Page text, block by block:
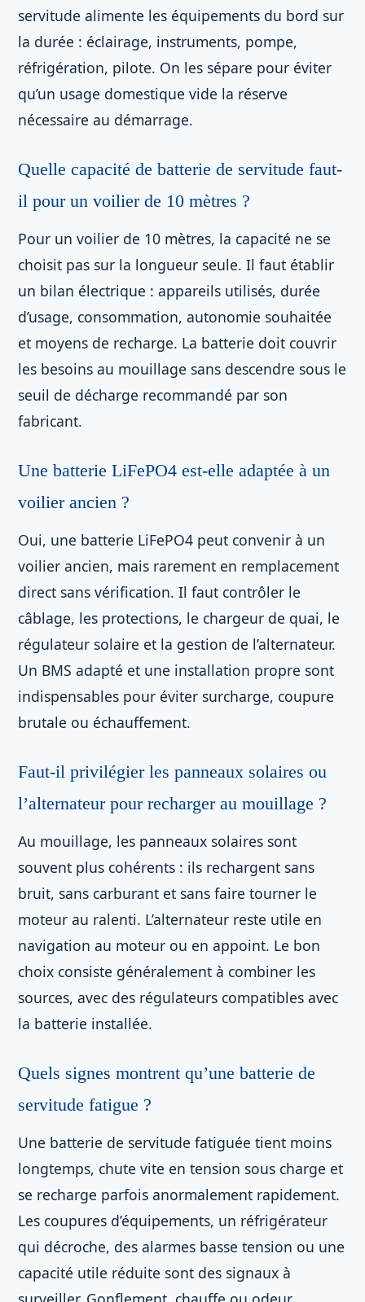
servitude alimente les équipements du bord sur
la durée : éclairage, instruments, pompe,
réfrigération, pilote. On les sépare pour éviter
qu’un usage domestique vide la réserve
nécessaire au démarrage.
Quelle capacité de batterie de servitude faut-
il pour un voilier de 10 mètres ?
Pour un voilier de 10 mètres, la capacité ne se
choisit pas sur la longueur seule. Il faut établir
un bilan électrique : appareils utilisés, durée
d’usage, consommation, autonomie souhaitée
et moyens de recharge. La batterie doit couvrir
les besoins au mouillage sans descendre sous le
seuil de décharge recommandé par son
fabricant.
Une batterie LiFePO4 est-elle adaptée à un
voilier ancien ?
Oui, une batterie LiFePO4 peut convenir à un
voilier ancien, mais rarement en remplacement
direct sans vérification. Il faut contrôler le
câblage, les protections, le chargeur de quai, le
régulateur solaire et la gestion de l’alternateur.
Un BMS adapté et une installation propre sont
indispensables pour éviter surcharge, coupure
brutale ou échauffement.
Faut-il privilégier les panneaux solaires ou
l’alternateur pour recharger au mouillage ?
Au mouillage, les panneaux solaires sont
souvent plus cohérents : ils rechargent sans
bruit, sans carburant et sans faire tourner le
moteur au ralenti. L’alternateur reste utile en
navigation au moteur ou en appoint. Le bon
choix consiste généralement à combiner les
sources, avec des régulateurs compatibles avec
la batterie installée.
Quels signes montrent qu’une batterie de
servitude fatigue ?
Une batterie de servitude fatiguée tient moins
longtemps, chute vite en tension sous charge et
se recharge parfois anormalement rapidement.
Les coupures d’équipements, un réfrigérateur
qui décroche, des alarmes basse tension ou une
capacité utile réduite sont des signaux à